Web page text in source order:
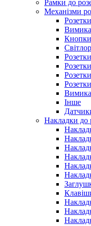
Рамки до
Механізми
Кнопки
Інше
Накладки до